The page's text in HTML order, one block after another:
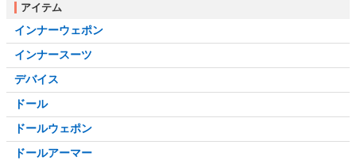
アイテム
インナーウェポン
インナースーツ
デバイス
ドール
ドールウェポン
ドールアーマー